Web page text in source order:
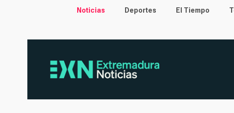
Main menu
Noticias Deportes El Tiempo